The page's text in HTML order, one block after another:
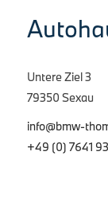
Untere Ziel 3
79350 Sexau
info@bmw-
+49 (0) 7641